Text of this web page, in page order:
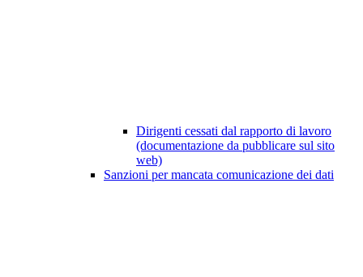
Dirigenti cessati dal rapporto di lavoro
(documentazione da pubblicare sul sito
web)
Sanzioni per mancata comunicazione dei dati